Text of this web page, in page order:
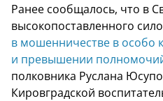
Ранее сообщалось, что в
высокопоставленного
в мошенничестве в особо
и превышении
полковника Руслана
Кировградской